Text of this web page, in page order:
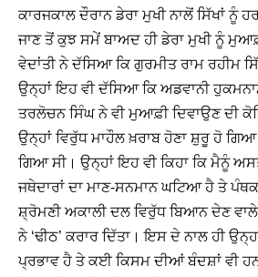
ਕਾਰਜਕਾਲ ਦੌਰਾਨ ਡੇਰਾ ਮੁਖੀ ਨਾਲੋਂ ਸਿੱਖਾਂ ਨੂੰ
ਜਾਣ ਤੋਂ ਕੁਝ ਸਮੇਂ ਬਾਅਦ ਹੀ ਡੇਰਾ ਮੁਖੀ ਨੂੰ
ਵੇਦਾਂਤੀ ਨੇ ਦੱਸਿਆ ਕਿ ਗੁਰਮੀਤ ਰਾਮ ਰਹੀਮ
ਉਨ੍ਹਾਂ ਇਹ ਵੀ ਦੱਸਿਆ ਕਿ ਅਡਵਾਨੀ
ਤਰਲੋਚਨ ਸਿੰਘ ਨੇ ਵੀ ਮੁਆਫ਼ੀ ਦਿਵਾਉਣ ਦੀ
ਉਨ੍ਹਾਂ ਵਿਰੁੱਧ ਮਾਹੌਲ ਖ਼ਰਾਬ ਹੋਣਾ ਸ਼ੁਰੂ ਹੋ
ਗਿਆ ਸੀ। ਉਨ੍ਹਾਂ ਇਹ ਵੀ ਕਿਹਾ ਕਿ ਮੈਨੂੰ
ਜਥੇਦਾਰਾਂ ਦਾ ਮਾਣ-ਸਨਮਾਨ ਘਟਿਆ ਹੈ ਤੇ
ਸ਼੍ਰੋਮਣੀ ਅਕਾਲੀ ਦਲ ਵਿਰੁੱਧ ਬਿਆਨ ਦੇਣ
ਨੇ ‘ਢੀਠ’ ਕਰਾਰ ਦਿੱਤਾ। ਇਸ ਦੇ ਨਾਲ ਹੀ
ਪ੍ਰਭਾਵ ਹੈ ਤੇ ਕਈ ਕਿਸਮ ਦੀਆਂ ਬੰਦਸ਼ਾਂ ਵੀ